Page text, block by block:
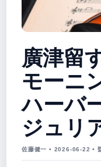
廣津留
モーニ
ハーバ
ジュリ
佐藤健一 • 2026-06-22 •